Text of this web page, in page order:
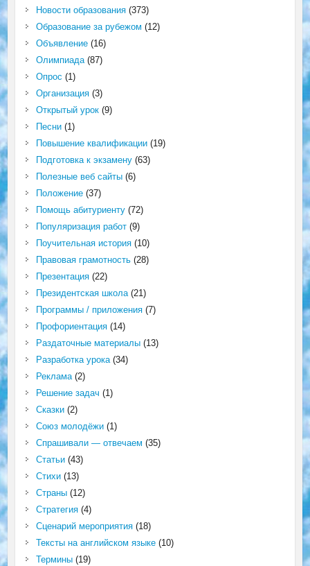
Новости образования(373)
Образование за рубежом (12)
Объявление(16)
Олимпиада(87)
Опрос (1)
Организация(3)
Открытый урок(9)
Песни(1)
Повышение квалификации(19)
Подготовка к экзамену(63)
Полезные веб сайты(6)
Положение(37)
Помощь абитуриенту(72)
Популяризация работ(9)
Поучительная история(10)
Правовая грамотность(28)
Презентация(22)
Президентская школа(21)
Программы / приложения(7)
Профориентация(14)
Раздаточные материалы(13)
Разработка урока(34)
Реклама(2)
Решение задач (1)
Сказки(2)
Союз молодёжи(1)
Спрашивали — отвечаем (35)
Статьи(43)
Стихи(13)
Страны(12)
Стратегия(4)
Сценарий мероприятия(18)
Тексты на английском языке(10)
Термины(19)